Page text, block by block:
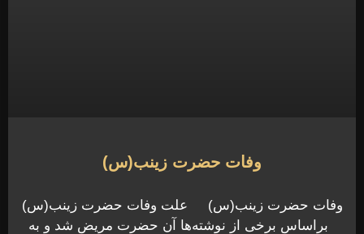
وفات حضرت زینب(س)
وفات حضرت زینب(س) علت وفات حضرت زینب(س)
براساس برخی از نوشته‌ها آن حضرت مریض شد و به